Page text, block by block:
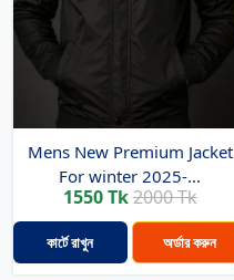
Mens New Premium Jacket
For winter 2025-...
1550 Tk2000 Tk
কার্টে রাখুন অর্ডার করুন